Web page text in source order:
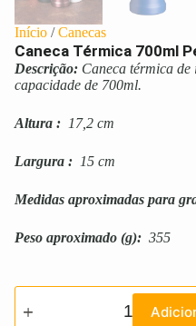
Início /Canecas
Caneca Térmica 700ml
Descrição: Caneca térmica de
capacidade de 700ml.
Altura : 17,2 cm
Largura : 15 cm
Medidas aproximadas para
Peso aproximado (g): 355